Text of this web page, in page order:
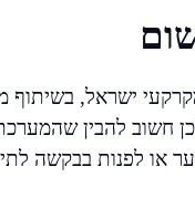
ישראל,
חשוב להבין
או לפנות בבקשה